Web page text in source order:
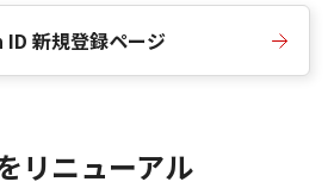
新規登録ページ
リニューアル